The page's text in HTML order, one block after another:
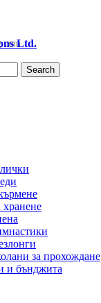
Ltd.
Search
хранене
за прохождане
и бънджита